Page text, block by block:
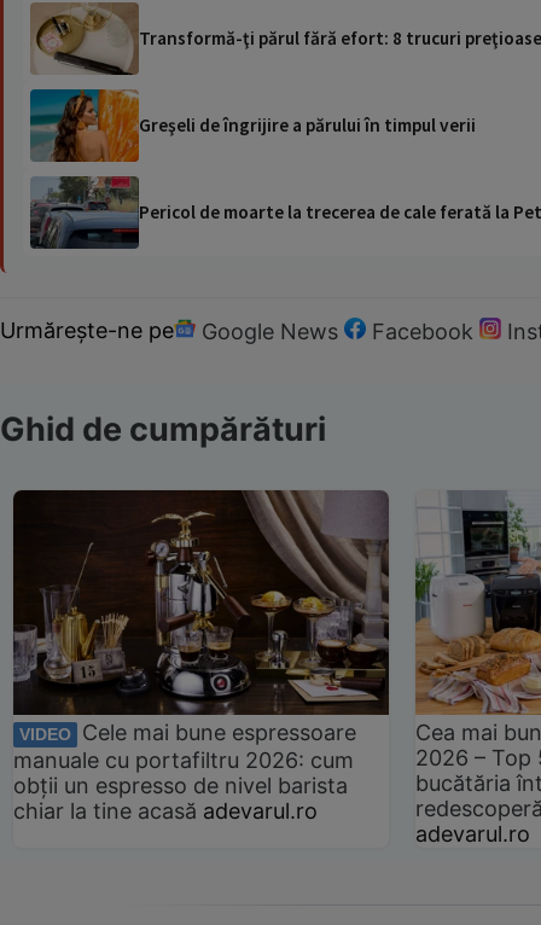
Transformă-ţi părul fără efort: 8 trucuri
Greşeli de îngrijire a părului în timpul verii
Pericol de moarte la trecerea de cale ferată la
Urmărește-ne pe Google News Facebook
Ghid de cumpărături
VIDEO
Cele mai bune espressoare
manuale cu portafiltru 2026: cum
obții un espresso de nivel barista
chiar la tine acasă adevarul.ro
Cea mai
2026 –
bucătăria
adevarul.ro